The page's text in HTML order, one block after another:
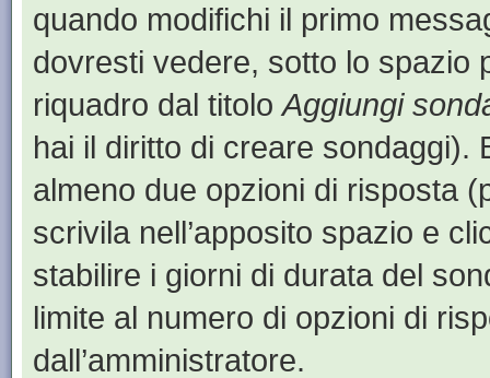
quando modifichi il primo
dovresti vedere, sotto lo spazio
riquadro dal titoloAggiungi
hai il diritto di creare sondaggi).
almeno due opzioni di risposta
scrivila nell’apposito spazio e
stabilire i giorni di durata del
limite al numero di opzioni di
dall’amministratore.